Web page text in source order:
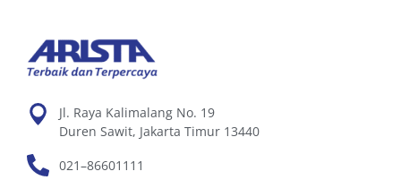
Jl. Raya Kalimalang No. 19
Duren Sawit, Jakarta Timur 13440
021–86601111